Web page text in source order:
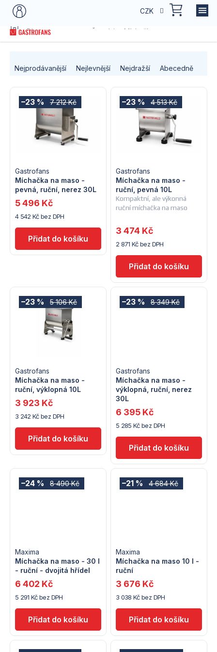
Přejít
CZK
Domů
Dle typu provozu Řezníci Míchačky masa
p
o
u
Nejprodávanější Nejlevnější Nejdražší Abecedně
V
s
p
o
d
k
7 212 Kč
–23 %
Míchačka na maso -
pevná, ruční, nerez 30L
Gastrofans
4 542 Kč bez DPH
5 496 Kč
4 513 Kč
–23 %
Kompaktní, ale výkonná
ruční míchačka na maso
Míchačka na maso -
ruční, pevná 10L
Gastrofans
2 871 Kč bez DPH
3 474 Kč
5 106 Kč
–23 %
Míchačka na maso -
ruční, výklopná 10L
Gastrofans
3 242 Kč bez DPH
3 923 Kč
8 349 Kč
–23 %
Míchačka na maso -
výklopná, ruční, nerez
30L
Gastrofans
5 285 Kč bez DPH
6 395 Kč
8 490 Kč
–24 %
Míchačka na maso - 30 l
- ruční - dvojitá hřídel
Maxima
5 291 Kč bez DPH
6 402 Kč
4 684 Kč
–21 %
Míchačka na maso 10 l -
ruční
Maxima
3 038 Kč bez DPH
3 676 Kč